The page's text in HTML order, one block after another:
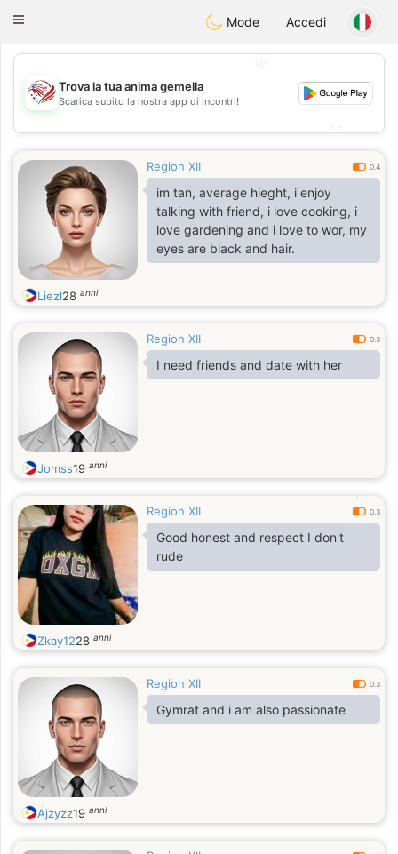
StatesDating
Toggle
Mode Accedi
💖
💕
Trova la tua anima gemella
Scarica subito la nostra app di incontri!
Region XII 0.4
im tan, average hieght, i enjoy
talking with friend, i love cooking, i
love gardening and i love to wor, my
eyes are black and hair.
Liezl28 anni
Region XII 0.3
I need friends and date with her
Jomss19 anni
Region XII 0.3
Good honest and respect I don't
rude
Zkay1228 anni
Region XII 0.3
Gymrat and i am also passionate
Ajzyzz19 anni